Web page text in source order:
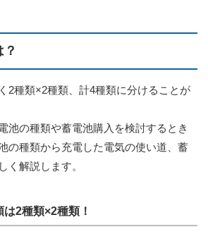
2種類×2種類、計4種類に分けることが
池の種類や蓄電池購入を検討するとき
の種類から充電した電気の使い道、蓄
く解説します。
2種類×2種類！